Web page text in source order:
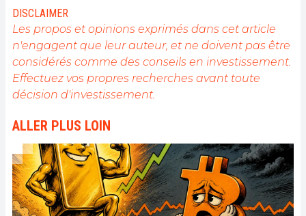
l'engagement de sensibiliser et d'informer le grand
public sur cet écosystème en constante évolution.
Mon objectif est de permettre à chacun de mieux
comprendre la blockchain et de saisir les
opportunités qu'elle offre. Je m'efforce chaque jour
de fournir une analyse objective de l'actualité, de
décrypter les tendances du marché, de relayer les
sociétaux de cette révolution en marche.
DISCLAIMER
Les propos et opinions exprimés dans cet article
n'engagent que leur auteur, et ne doivent pas être
considérés comme des conseils en investissement.
Effectuez vos propres recherches avant toute
décision d'investissement.
ALLER PLUS LOIN